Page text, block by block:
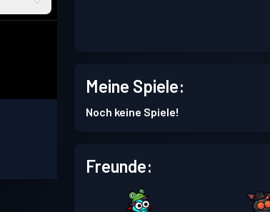
Meine Spiele:
Noch keine Spiele!
Freunde: